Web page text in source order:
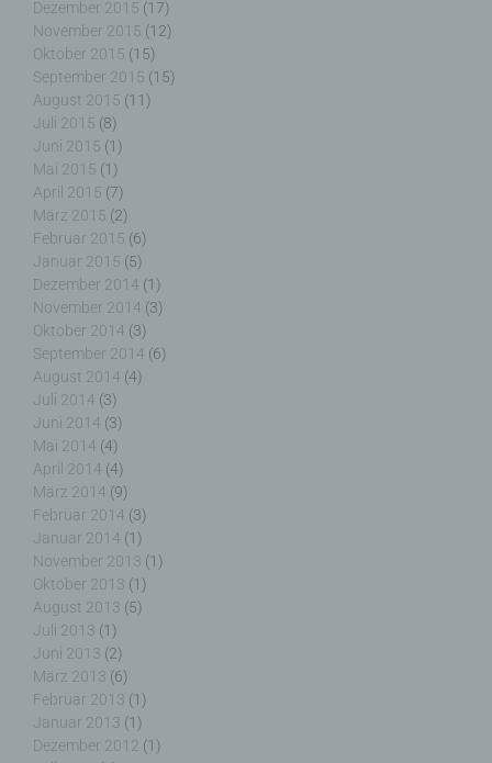
Dezember 2015 (17)
November 2015 (12)
Oktober 2015 (15)
September 2015 (15)
August 2015 (11)
Juli 2015 (8)
Juni 2015 (1)
Mai 2015 (1)
April 2015 (7)
März 2015 (2)
Februar 2015 (6)
Januar 2015 (5)
Dezember 2014 (1)
November 2014 (3)
Oktober 2014 (3)
September 2014 (6)
August 2014 (4)
Juli 2014 (3)
Juni 2014 (3)
Mai 2014 (4)
April 2014 (4)
März 2014 (9)
Februar 2014 (3)
Januar 2014 (1)
November 2013 (1)
Oktober 2013 (1)
August 2013 (5)
Juli 2013 (1)
Juni 2013 (2)
März 2013 (6)
Februar 2013 (1)
Januar 2013 (1)
Dezember 2012 (1)
allgemeinen Daten und Informationen. Diese
allgemeinen Daten und Informationen werden in
den Logfiles des Servers gespeichert. Erfasst
werden können die (1) verwendeten Browsertypen
und Versionen, (2) das vom zugreifenden System
verwendete Betriebssystem, (3) die Internetseite,
von welcher ein zugreifendes System auf unsere
Internetseite gelangt (sogenannte Referrer), (4) die
Unterwebseiten, welche über ein zugreifendes
System auf unserer Internetseite angesteuert
werden, (5) das Datum und die Uhrzeit eines
Zugriffs auf die Internetseite, (6) eine Internet-
Protokoll-Adresse (IP-Adresse), (7) der Internet-
Service-Provider des zugreifenden Systems und
(8) sonstige ähnliche Daten und Informationen, die
der Gefahrenabwehr im Falle von Angriffen auf
unsere informationstechnologischen Systeme
dienen.
Bei der Nutzung dieser allgemeinen Daten und
Informationen ziehen wird keine Rückschlüsse auf
die betroffene Person. Diese Informationen werden
vielmehr benötigt, um (1) die Inhalte unserer
Internetseite korrekt auszuliefern, (2) die Inhalte
unserer Internetseite sowie die Werbung für diese
zu optimieren, (3) die dauerhafte
Funktionsfähigkeit unserer
informationstechnologischen Systeme und der
Technik unserer Internetseite zu gewährleisten
sowie (4) um Strafverfolgungsbehörden im Falle
eines Cyberangriffes die zur Strafverfolgung
notwendigen Informationen bereitzustellen. Diese
anonym erhobenen Daten und Informationen
werden durch uns daher einerseits statistisch und